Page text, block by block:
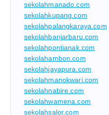
sekolahmanado.com
sekolahkupang.com
sekolahpalangkaraya.com
sekolahbanjarbaru.com
sekolahpontianak.com
sekolahambon.com
sekolahjayapura.com
sekolahmanokwari.com
sekolahnabire.com
sekolahwamena.com
sekolahsalor.com